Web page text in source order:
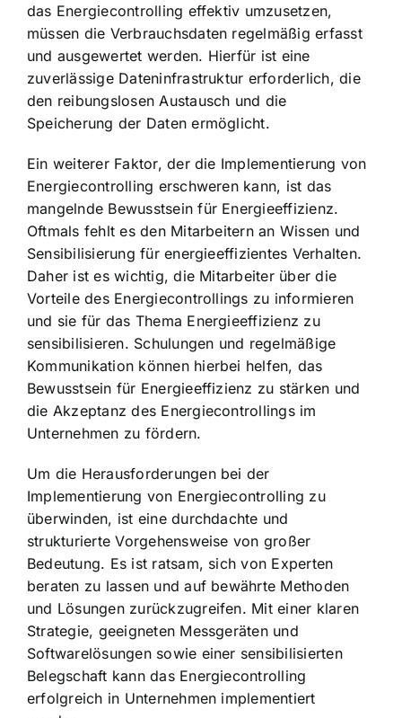
das Energiecontrolling effektiv umzusetzen,
müssen die Verbrauchsdaten regelmäßig erfasst
und ausgewertet werden. Hierfür ist eine
zuverlässige Dateninfrastruktur erforderlich, die
den reibungslosen Austausch und die
Speicherung der Daten ermöglicht.
Ein weiterer Faktor, der die Implementierung von
Energiecontrolling erschweren kann, ist das
mangelnde Bewusstsein für Energieeffizienz.
Oftmals fehlt es den Mitarbeitern an Wissen und
Sensibilisierung für energieeffizientes Verhalten.
Daher ist es wichtig, die Mitarbeiter über die
Vorteile des Energiecontrollings zu informieren
und sie für das Thema Energieeffizienz zu
sensibilisieren. Schulungen und regelmäßige
Kommunikation können hierbei helfen, das
Bewusstsein für Energieeffizienz zu stärken und
die Akzeptanz des Energiecontrollings im
Unternehmen zu fördern.
Um die Herausforderungen bei der
Implementierung von Energiecontrolling zu
überwinden, ist eine durchdachte und
strukturierte Vorgehensweise von großer
Bedeutung. Es ist ratsam, sich von Experten
beraten zu lassen und auf bewährte Methoden
und Lösungen zurückzugreifen. Mit einer klaren
Strategie, geeigneten Messgeräten und
Softwarelösungen sowie einer sensibilisierten
Belegschaft kann das Energiecontrolling
erfolgreich in Unternehmen implementiert